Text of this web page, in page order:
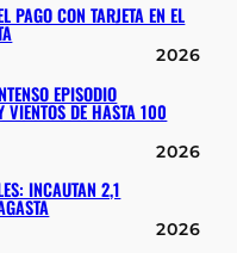
PAGO CON TARJETA EN EL
2026
EPISODIO
VIENTOS DE HASTA 100
2026
INCAUTAN 2,1
2026